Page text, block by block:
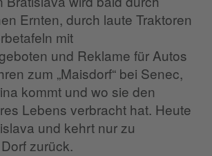
Ernten, durch laute Traktoren
mit
und Reklame für Autos
zum „Maisdorf“ bei Senec,
kommt und wo sie den
Lebens verbracht hat. Heute
und kehrt nur zu
zurück.